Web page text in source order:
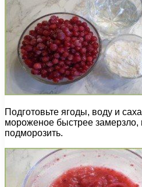
Подготовьте ягоды, воду и
мороженое быстрее
подморозить.